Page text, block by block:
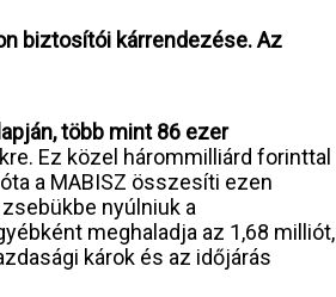
biztosítói kárrendezése. Az
több mint 86 ezer
Ez közel hárommilliárd forinttal
a MABISZ összesíti ezen
nyúlniuk a
meghaladja az 1,68 milliót,
károk és az időjárás